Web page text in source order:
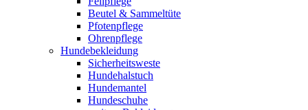
Beutel & Sammeltüte
Pfotenpflege
Ohrenpflege
Hundebekleidung
Sicherheitsweste
Hundehalstuch
Hundemantel
Hundeschuhe